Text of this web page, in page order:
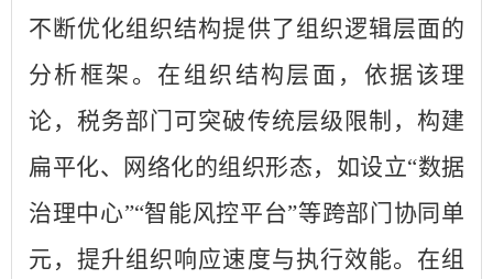
不断优化组织结构提供了组织逻辑层面的
分析框架。在组织结构层面，依据该理
论，税务部门可突破传统层级限制，构建
扁平化、网络化的组织形态，如设立“数据
治理中心”“智能风控平台”等跨部门协同单
元，提升组织响应速度与执行效能。在组